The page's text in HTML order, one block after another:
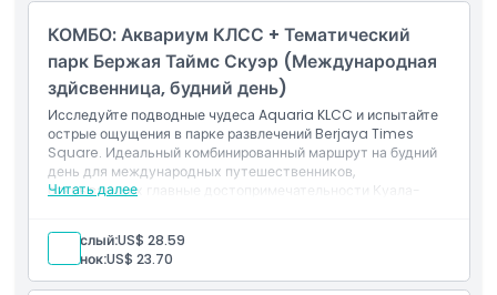
будним дням)
Доступ ко всем аттракционам и развлечениям в парке
Действительно для граждан Малайзии в будние дни
(кроме национальных праздников)
КОМБО: Аквариум КЛСС + Тематический
парк Бержая Таймс Скуэр (Международная
здйсвенница, будний день)
Исследуйте подводные чудеса Aquaria KLCC и испытайте
острые ощущения в парке развлечений Berjaya Times
Square. Идеальный комбинированный маршрут на будний
день для международных путешественников,
открывающих главные достопримечательности Куала-
Читать далее
Включено
Вход в Aquaria KLCC (требуется предварительная
регистрация)
Доступ ко всем тематическим зонам, туннелям и
Взрослый:US$ 28.59
Ребенок:US$ 23.70